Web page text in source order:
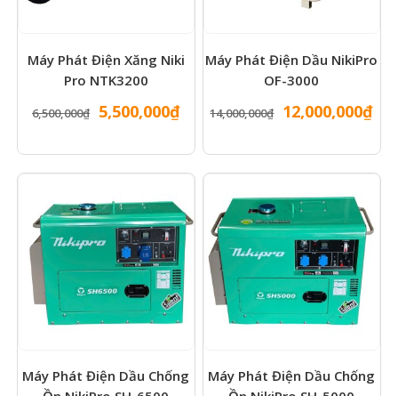
Máy Phát Điện Xăng Niki
Pro NTK3200
6,500,000₫
Giá
là:
6,500,000₫.
5,500,000₫Giá
tại
là:
5,500,000₫.
Máy Phát Điện Dầu NikiPro
OF-3000
14,000,000₫ Giá
là:
14,000,000₫.
12,000,000₫Giá
tại
là:
Máy Phát Điện Dầu Chống
Máy Phát Điện Dầu Chống